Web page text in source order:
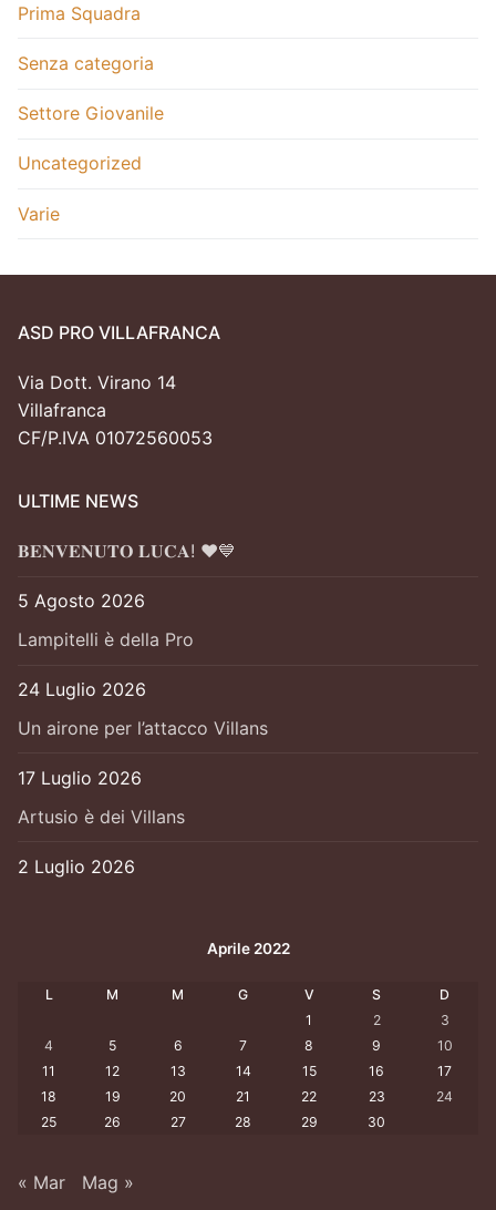
Prima Squadra
Senza categoria
Settore Giovanile
Uncategorized
Varie
ASD PRO VILLAFRANCA
Via Dott. Virano 14
Villafranca
CF/P.IVA 01072560053
ULTIME NEWS
𝐁𝐄𝐍𝐕𝐄𝐍𝐔𝐓𝐎 𝐋𝐔𝐂𝐀! ❤️💙
5 Agosto 2026
Lampitelli è della Pro
24 Luglio 2026
Un airone per l’attacco Villans
17 Luglio 2026
Artusio è dei Villans
2 Luglio 2026
Aprile 2022
L M M G V S
D
1
2
3
4
5 6 7 8 9
10
11
12 13 14 15 16
17
18
19 20 21 22 23
24
25
26 27 28 29 30
« Mar Mag »